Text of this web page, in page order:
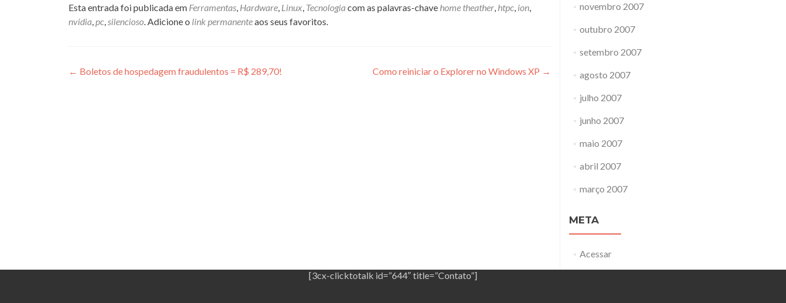
Esta entrada foi publicada em Ferramentas, Hardware, Linux, Tecnologiacom as palavras-chave home theather, htpc, ion,
nvidia,pc,silencioso. Adicione o link permanenteaos seus favoritos.
Navegação
← Boletos de hospedagem fraudulentos = R$ 289,70! Como reiniciar o Explorer no Windows XP →
novembro 2007
outubro 2007
setembro 2007
agosto 2007
julho 2007
junho 2007
maio 2007
abril 2007
março 2007
META
Acessar
[3cx-clicktotalk id=”644″ title=”Contato”]